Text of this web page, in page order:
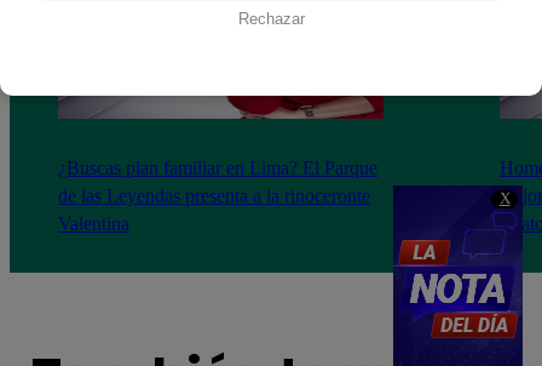
X
¿Buscas plan familiar en Lima? El Parque
de las Leyendas presenta a la rinoceronte
Valentina
Rechazar